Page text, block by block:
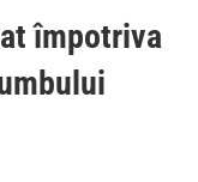
împotriva